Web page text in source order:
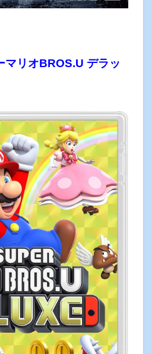
マリオBROS.U デラッ